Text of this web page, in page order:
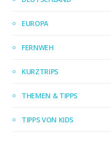
EUROPA
FERNWEH
KURZTRIPS
THEMEN & TIPPS
TIPPS VON KIDS